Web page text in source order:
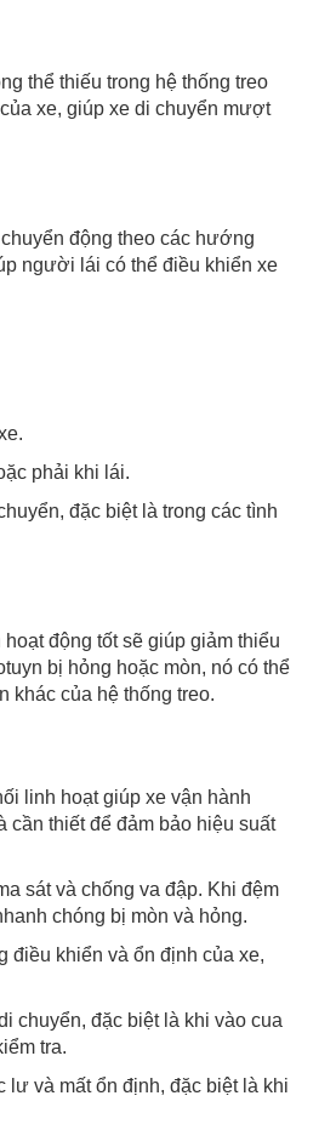
thể thiếu trong hệ thống treo
xe, giúp xe di chuyển mượt
động theo các hướng
người lái có thể điều khiển xe
phải khi lái.
đặc biệt là trong các tình
động tốt sẽ giúp giảm thiểu
bị hỏng hoặc mòn, nó có thể
khác của hệ thống treo.
linh hoạt giúp xe vận hành
cần thiết để đảm bảo hiệu suất
sát và chống va đập. Khi đệm
chóng bị mòn và hỏng.
điều khiển và ổn định của xe,
chuyển, đặc biệt là khi vào cua
tra.
lư và mất ổn định, đặc biệt là khi